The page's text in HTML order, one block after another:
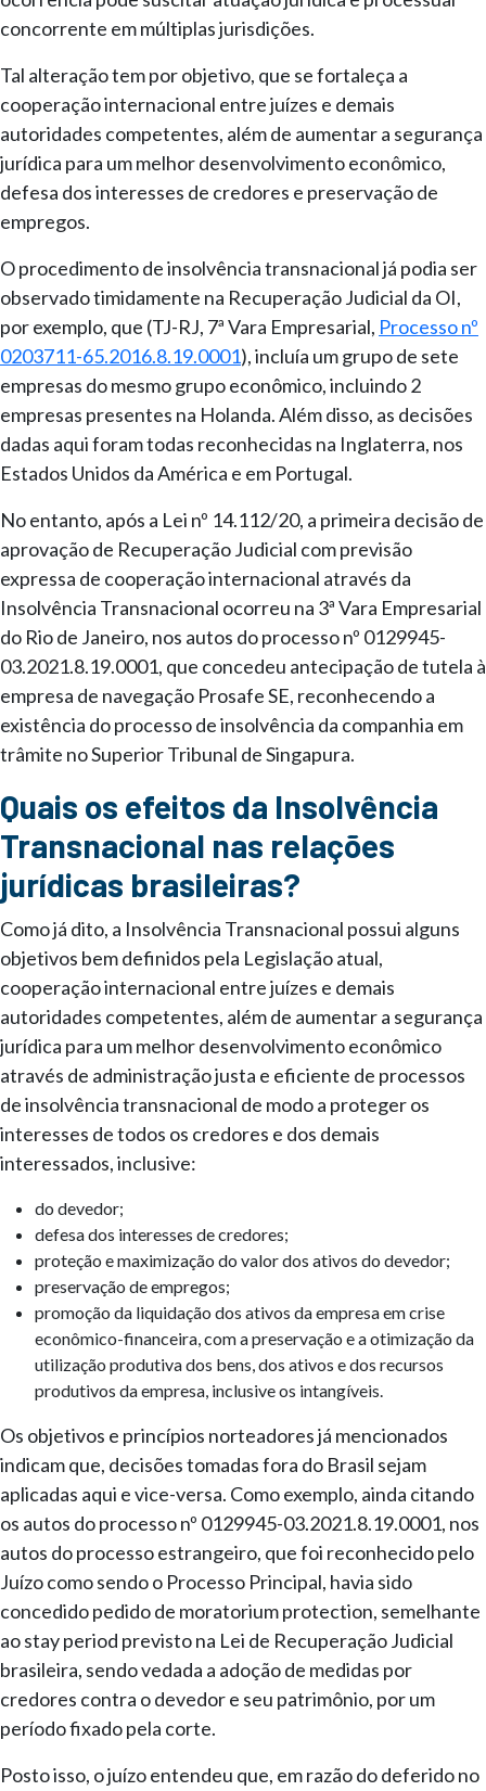
concorrente em múltiplas jurisdições.
Tal alteração tem por objetivo, que se fortaleça a
cooperação internacional entre juízes e demais
autoridades competentes, além de aumentar a segurança
jurídica para um melhor desenvolvimento econômico,
defesa dos interesses de credores e preservação de
empregos.
O procedimento de insolvência transnacional já podia ser
observado timidamente na Recuperação Judicial da OI,
por exemplo, que (TJ-RJ, 7ª Vara Empresarial, Processo nº
0203711-65.2016.8.19.0001), incluía um grupo de sete
empresas do mesmo grupo econômico, incluindo 2
empresas presentes na Holanda. Além disso, as decisões
dadas aqui foram todas reconhecidas na Inglaterra, nos
Estados Unidos da América e em Portugal.
No entanto, após a Lei nº 14.112/20, a primeira decisão de
aprovação de Recuperação Judicial com previsão
expressa de cooperação internacional através da
Insolvência Transnacional ocorreu na 3ª Vara Empresarial
do Rio de Janeiro, nos autos do processo nº 0129945-
03.2021.8.19.0001, que concedeu antecipação de tutela à
empresa de navegação Prosafe SE, reconhecendo a
existência do processo de insolvência da companhia em
trâmite no Superior Tribunal de Singapura.
Quais os efeitos da Insolvência
Transnacional nas relações
jurídicas brasileiras?
Como já dito, a Insolvência Transnacional possui alguns
objetivos bem definidos pela Legislação atual,
cooperação internacional entre juízes e demais
autoridades competentes, além de aumentar a segurança
jurídica para um melhor desenvolvimento econômico
através de administração justa e eficiente de processos
de insolvência transnacional de modo a proteger os
interesses de todos os credores e dos demais
interessados, inclusive:
do devedor;
defesa dos interesses de credores;
proteção e maximização do valor dos ativos do devedor;
preservação de empregos;
promoção da liquidação dos ativos da empresa em crise
econômico-financeira, com a preservação e a otimização da
utilização produtiva dos bens, dos ativos e dos recursos
produtivos da empresa, inclusive os intangíveis.
Os objetivos e princípios norteadores já mencionados
indicam que, decisões tomadas fora do Brasil sejam
aplicadas aqui e vice-versa. Como exemplo, ainda citando
os autos do processo nº 0129945-03.2021.8.19.0001, nos
autos do processo estrangeiro, que foi reconhecido pelo
Juízo como sendo o Processo Principal, havia sido
concedido pedido de moratorium protection, semelhante
ao stay period previsto na Lei de Recuperação Judicial
brasileira, sendo vedada a adoção de medidas por
credores contra o devedor e seu patrimônio, por um
período fixado pela corte.
Posto isso, o juízo entendeu que, em razão do deferido no